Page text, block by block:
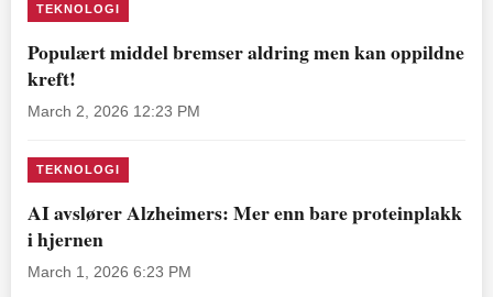
TEKNOLOGI
Populært middel bremser aldring men kan oppildne
kreft!
March 2, 2026 12:23 PM
TEKNOLOGI
AI avslører Alzheimers: Mer enn bare proteinplakk
i hjernen
March 1, 2026 6:23 PM